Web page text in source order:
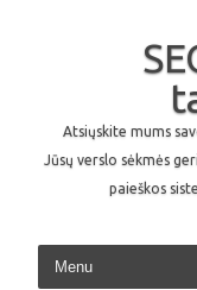
Atsiųskite mums
Jūsų verslo sėkmės
paieškos